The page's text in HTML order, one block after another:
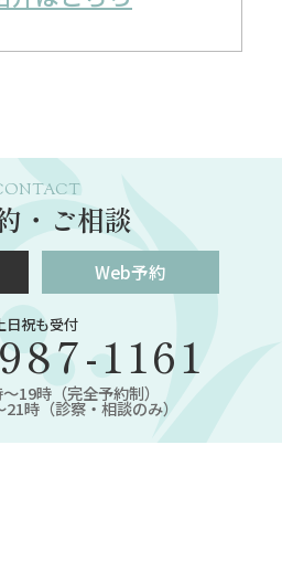
・ご相談
Web予約
日祝も受付
1161
19時（完全予約制）
時（診察・相談のみ）